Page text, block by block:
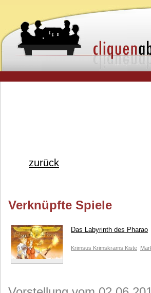
zurück
Verknüpfte Spiele
Das Labyrinth des Pharao
Krimsus Krimskrams Kiste